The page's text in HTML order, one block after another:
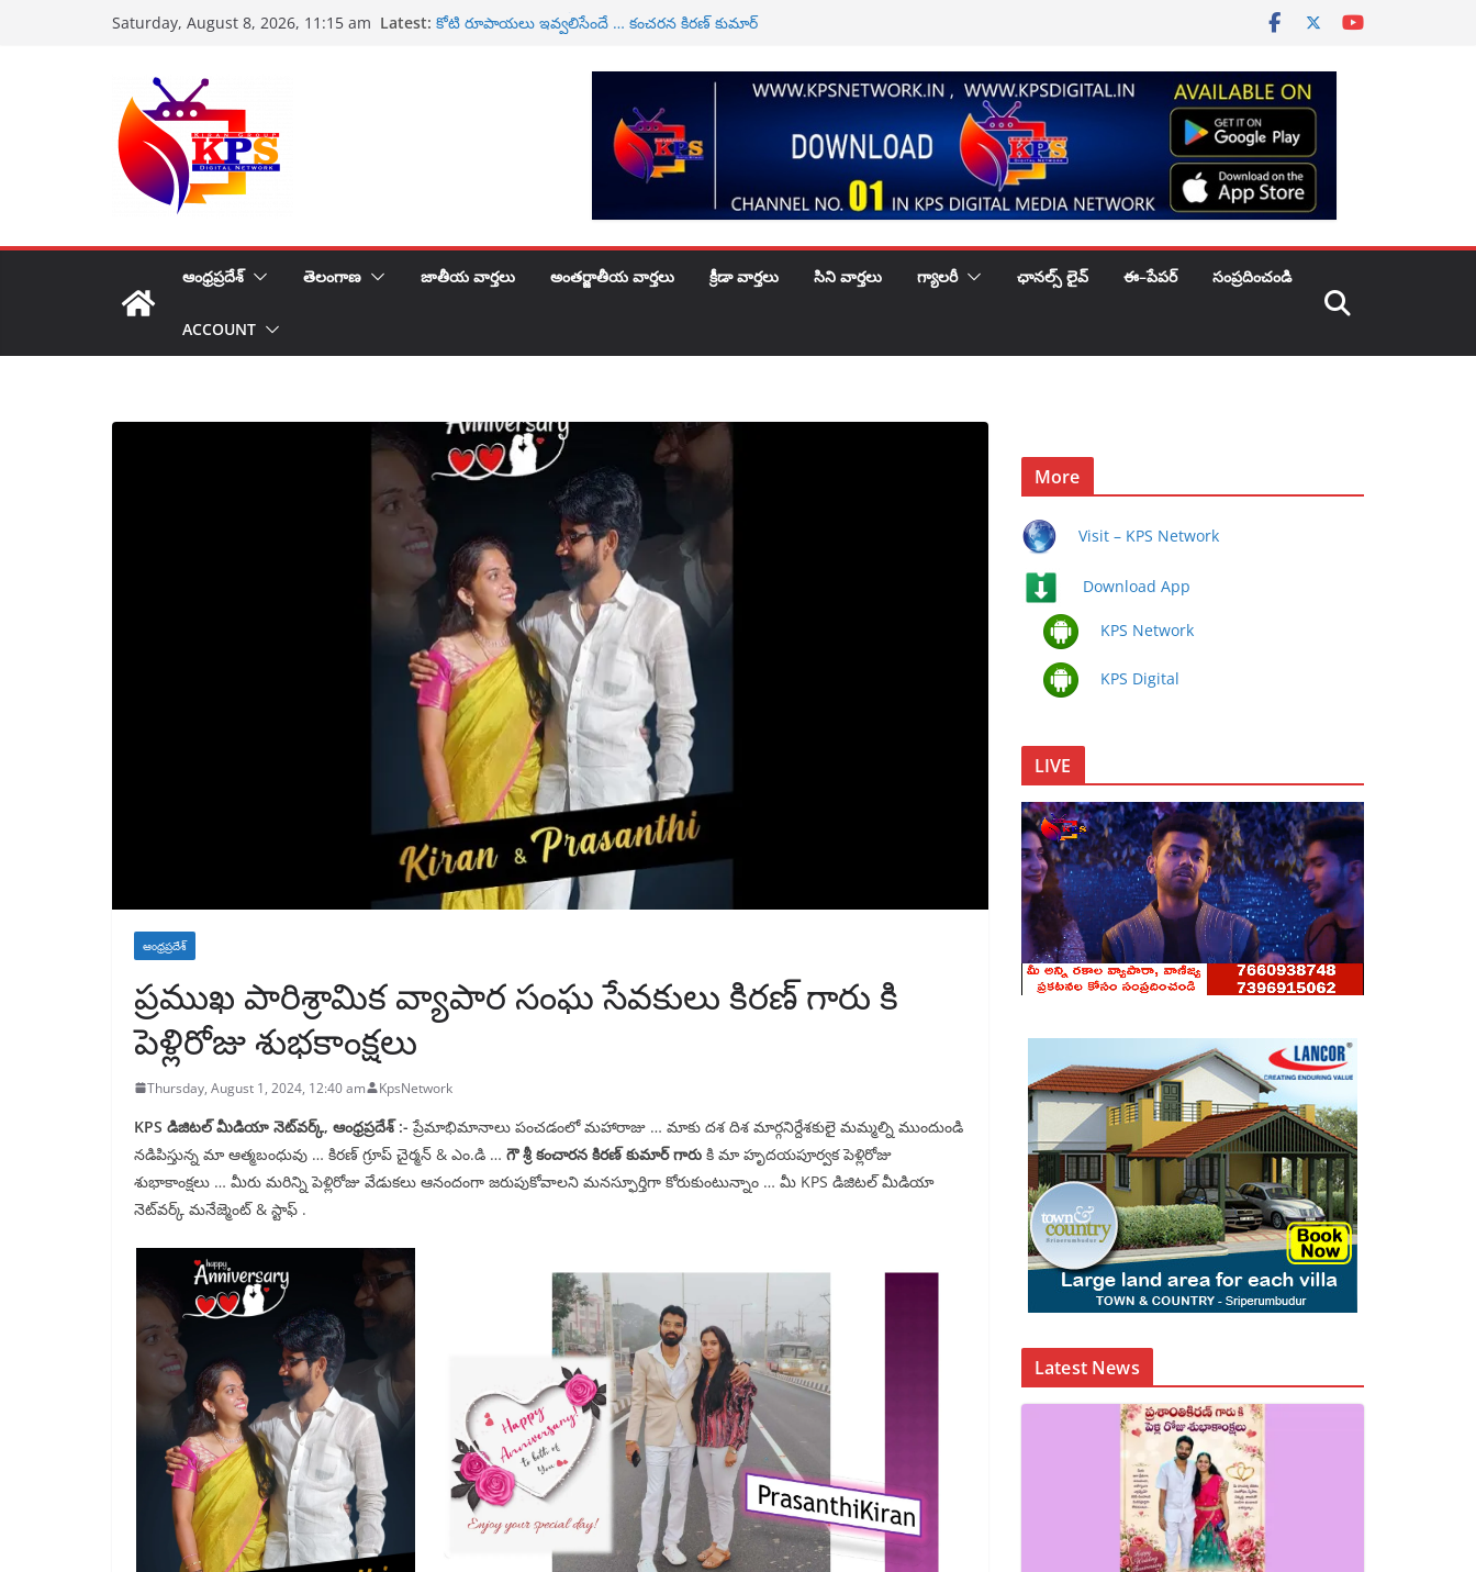
Saturday, August 8, 2026, 11:15 am Latest: కాటలినా ప్రొడక్షన్ నిర్మాణంలో కొత్త చిత్రం ఘనంగా ప్రారంభం
పవన్ కళ్యాణ్‌పై అనుచిత వ్యాఖ్యలు చేసిన దువ్వాడ శ్రీనివాస్‌పై చట్టప్రకారం
ఉప ముఖ్యమంత్రి పవన్ కళ్యాణ్ వ్యాఖ్యలపై ఆందోళన
ఆంధ్రప్రదేశ్ తెలంగాణ జాతీయ వార్తలు అంతర్జాతీయ వార్తలు క్రీడా వార్తలు సిని వార్తలు గ్యాలరీ ఛానల్స్ లైవ్ ఈ–పేపర్ సంప్రదించండి
ACCOUNT
ఆంధ్రప్రదేశ్
ప్రముఖ పారిశ్రామిక వ్యాపార సంఘ సేవకులు కిరణ్ గారు కి
పెళ్లిరోజు శుభకాంక్షలు
Thursday, August 1, 2024, 12:40 am KpsNetwork
KPS డిజిటల్ మీడియా నెట్‌వర్క్, ఆంధ్రప్రదేశ్ :- ప్రేమాభిమానాలు పంచడంలో మహారాజు … మాకు దశ దిశ మార్గనిర్దేశకులై మమ్మల్ని ముందుండి
నడిపిస్తున్న మా ఆత్మబంధువు … కిరణ్ గ్రూప్ చైర్మన్ & ఎం.డి … గౌ శ్రీ కంచారన కిరణ్ కుమార్ గారు కి మా హృదయపూర్వక పెళ్లిరోజు
శుభాకాంక్షలు … మీరు మరిన్ని పెళ్లిరోజు వేడుకలు ఆనందంగా జరుపుకోవాలని మనస్ఫూర్తిగా కోరుకుంటున్నాం … మీ KPS డిజిటల్ మీడియా
నెట్‌వర్క్ మనేజ్మెంట్ & స్టాఫ్ .
More
Visit – KPS Network
Download App
KPS Network
KPS Digital
LIVE
Latest News